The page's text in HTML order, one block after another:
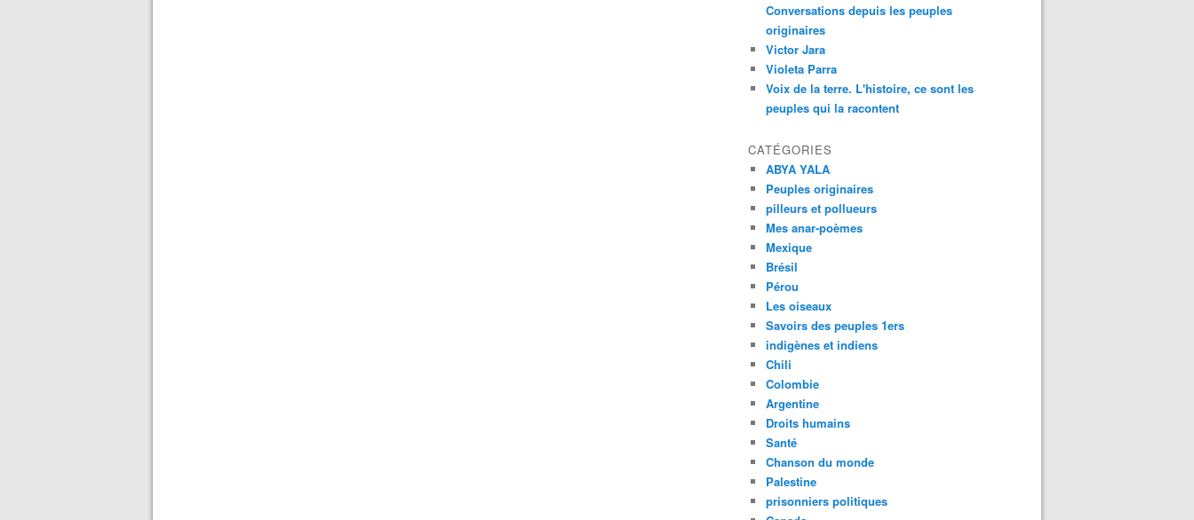
Conversations depuis les peuples
originaires
Victor Jara
Violeta Parra
Voix de la terre. L'histoire, ce sont les
peuples qui la racontent
CATÉGORIES
ABYA YALA
Peuples originaires
pilleurs et pollueurs
Mes anar-poèmes
Mexique
Brésil
Pérou
Les oiseaux
Savoirs des peuples 1ers
indigènes et indiens
Chili
Colombie
Argentine
Droits humains
Santé
Chanson du monde
Palestine
prisonniers politiques